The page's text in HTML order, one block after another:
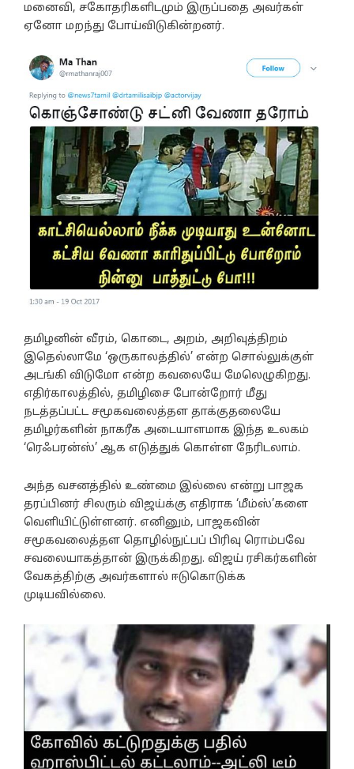
மனைவி, சகோதரிகளிடமும் இருப்பதை அவர்கள்
ஏனோ மறந்து போய்விடுகின்றனர்.
தமிழனின் வீரம், கொடை, அறம், அறிவுத்திறம்
இதெல்லாமே ‘ஒருகாலத்தில்’ என்ற சொல்லுக்குள்
அடங்கி விடுமோ என்ற கவலையே மேலெழுகிறது.
எதிர்காலத்தில், தமிழிசை போன்றோர் மீது
நடத்தப்பட்ட சமூகவலைத்தள தாக்குதலையே
தமிழர்களின் நாகரீக அடையாளமாக இந்த உலகம்
‘ரெஃபரன்ஸ்’ ஆக எடுத்துக் கொள்ள நேரிடலாம்.
அந்த வசனத்தில் உண்மை இல்லை என்று பாஜக
தரப்பினர் சிலரும் விஜய்க்கு எதிராக ‘மீம்ஸ்’களை
வெளியிட்டுள்ளனர். எனினும், பாஜகவின்
சமூகவலைத்தள தொழில்நுட்பப் பிரிவு ரொம்பவே
சவலையாகத்தான் இருக்கிறது. விஜய் ரசிகர்களின்
வேகத்திற்கு அவர்களால் ஈடுகொடுக்க
முடியவில்லை.